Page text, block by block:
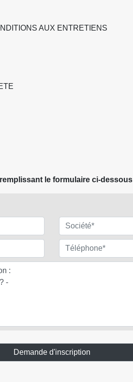
AUX ENTRETIENS
le formulaire ci-dessous
Demande d'inscription